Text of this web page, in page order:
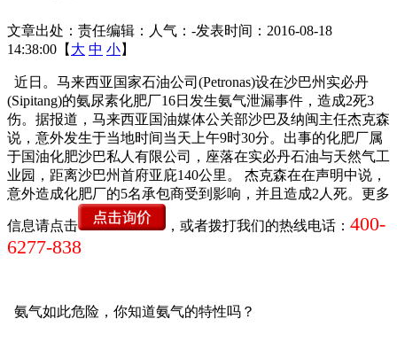
文章出处： 责任编辑： 人气： -发表时间：2016-08-18
14:38:00【 大 中 小】
近日。马来西亚国家石油公司(Petronas)设在沙巴州实必丹
(Sipitang)的氨尿素化肥厂16日发生氨气泄漏事件，造成2死3
伤。据报道，马来西亚国油媒体公关部沙巴及纳闽主任杰克森
说，意外发生于当地时间当天上午9时30分。出事的化肥厂属
于国油化肥沙巴私人有限公司，座落在实必丹石油与天然气工
业园，距离沙巴州首府亚庇140公里。 杰克森在在声明中说，
意外造成化肥厂的5名承包商受到影响，并且造成2人死。更多
信息请点击 ，或者拨打我们的热线电话： 400-
6277-838
氨气如此危险，你知道氨气的特性吗？